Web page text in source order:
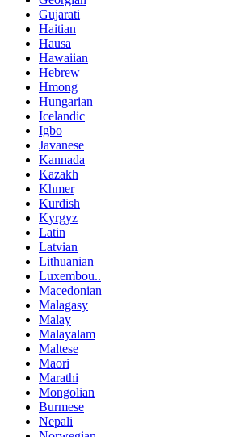
Gujarati
Haitian
Hausa
Hawaiian
Hebrew
Hmong
Hungarian
Icelandic
Igbo
Javanese
Kannada
Kazakh
Khmer
Kurdish
Kyrgyz
Latin
Latvian
Lithuanian
Luxembou..
Macedonian
Malagasy
Malay
Malayalam
Maltese
Maori
Marathi
Mongolian
Burmese
Nepali